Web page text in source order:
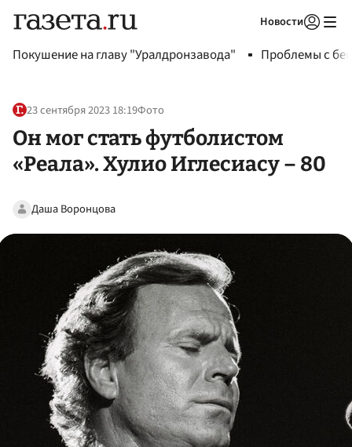
Новости
Покушение на главу "Уралдронзавода" Проблемы с
23 сентября 2023 18:19Фото
Он мог стать футболистом
«Реала». Хулио Иглесиасу – 80
Даша Воронцова